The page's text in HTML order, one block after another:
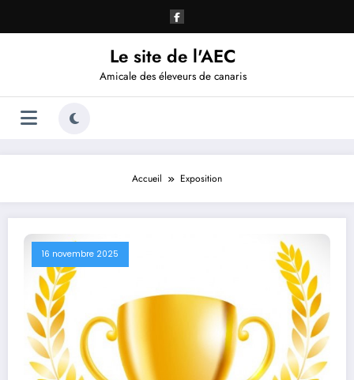
contenu
Le site de l'AEC
Amicale des éleveurs de canaris
Accueil Exposition
16 novembre 2025